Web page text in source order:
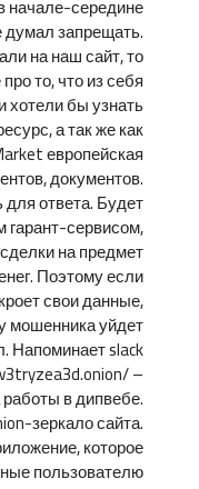
начале-середине
думал запрещать.
на наш сайт, то
то, что из себя
хотели бы узнать
а так же как
европейская
документов.
ответа. Будет
сервисом,
на предмет
Поэтому если
свои данные,
мошенника уйдет
Напоминает slack
–
в дипвебе.
зеркало сайта.
которое
пользователю